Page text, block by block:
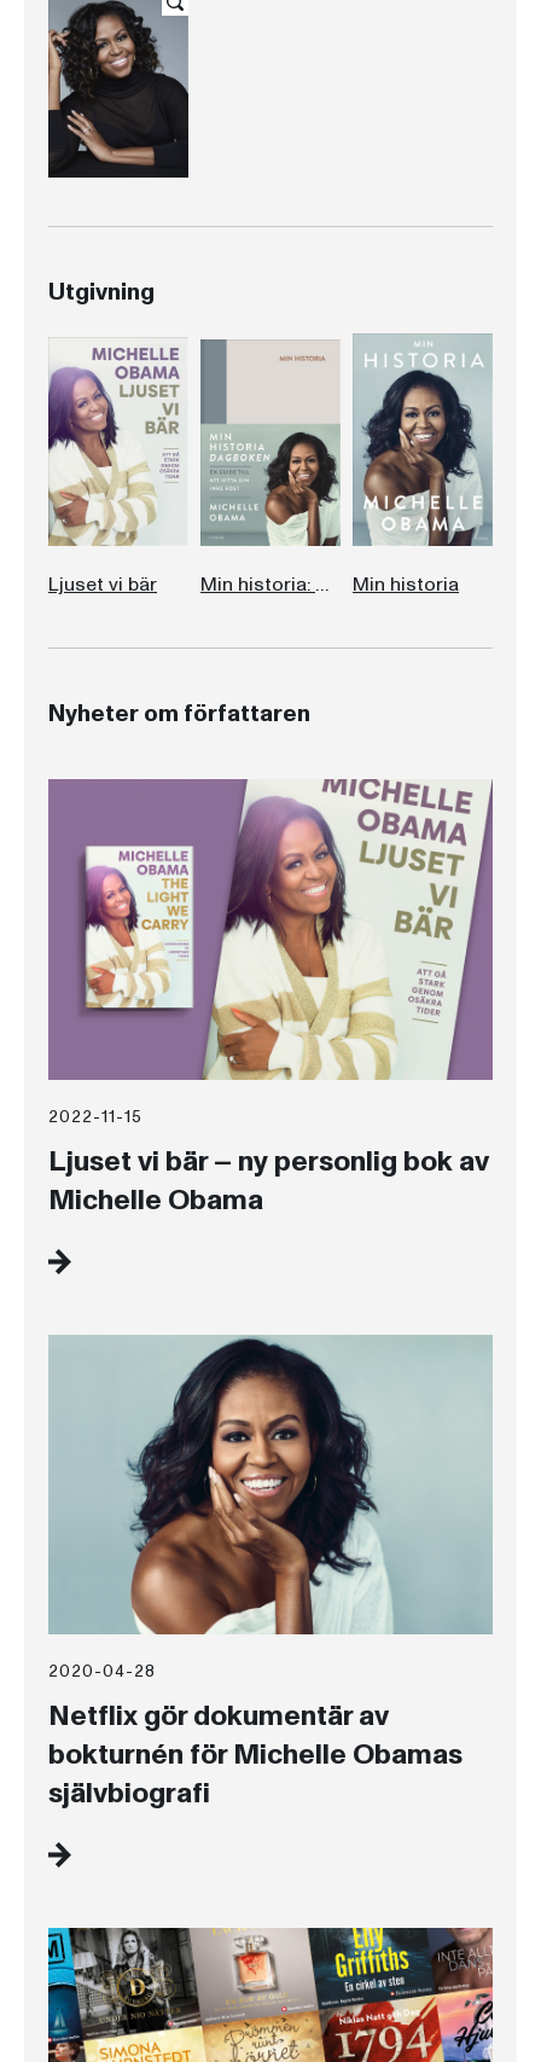
Utgivning
Ljuset vi bär Min historia: Dagboken Min historia
Nyheter om författaren
2022-11-15
Ljuset vi bär – ny personlig bok av
Michelle Obama
2020-04-28
Netflix gör dokumentär av
bokturnén för Michelle Obamas
självbiografi